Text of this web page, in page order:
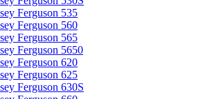
Ferguson 535
Ferguson 560
Ferguson 565
Ferguson 5650
Ferguson 620
Ferguson 625
Ferguson 630S